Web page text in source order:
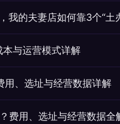
我的夫妻店如何靠3个“土
与运营模式详解
、选址与经营数据详解
费用、选址与经营数据全